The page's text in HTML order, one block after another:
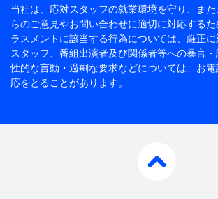
当社は、応対スタッフの就業環境を守り、ま
らのご意見やお問い合わせに適切に対応するた
ラスメントに該当する行為については、厳正
スタッフ、番組出演者及び関係者等への暴言・
性的な言動・過剰な要求などについては、お
応をとることがあります。